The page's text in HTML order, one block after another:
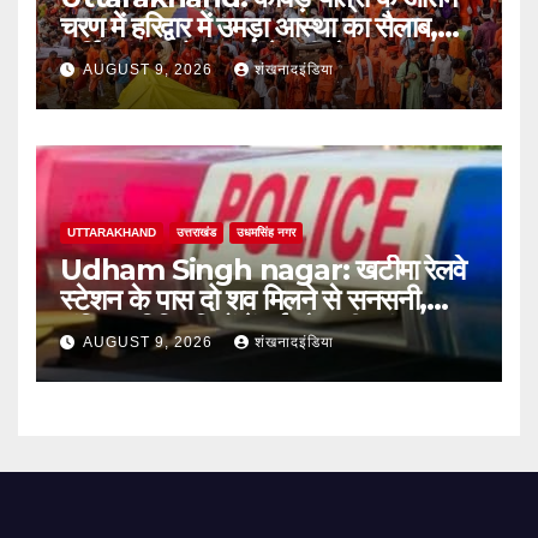
चरण में हरिद्वार में उमड़ा आस्था का सैलाब,
पार्किंग फुल तो बाजारों में बढ़ी रौनक
AUGUST 9, 2026 शंखनादइंडिया
UTTARAKHAND उत्तराखंड उधमसिंह नगर
Udham Singh nagar: खटीमा रेलवे
स्टेशन के पास दो शव मिलने से सनसनी,
संदिग्ध परिस्थितियों में हुई मौत की जांच शुरू
AUGUST 9, 2026 शंखनादइंडिया